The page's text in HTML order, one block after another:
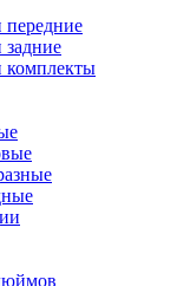
комплекты